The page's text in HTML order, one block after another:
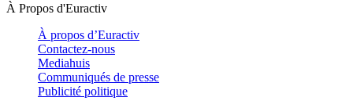
À Propos d'Euractiv
À propos d’Euractiv
Contactez-nous
Mediahuis
Communiqués de presse
Publicité politique